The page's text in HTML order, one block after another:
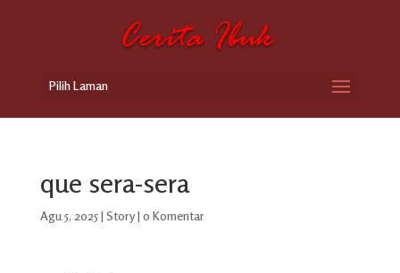
Pilih Laman
que sera-sera
Agu 5, 2025| Story| 0 Komentar